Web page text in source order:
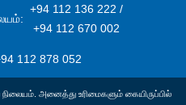
+94 112 136 222 /
+94 112 670 002
112 878 052
அனைத்து உரிமைகளும் கையிருப்பில்